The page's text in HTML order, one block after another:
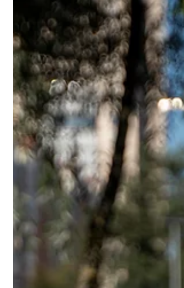
Lien pour dossier ci dessous